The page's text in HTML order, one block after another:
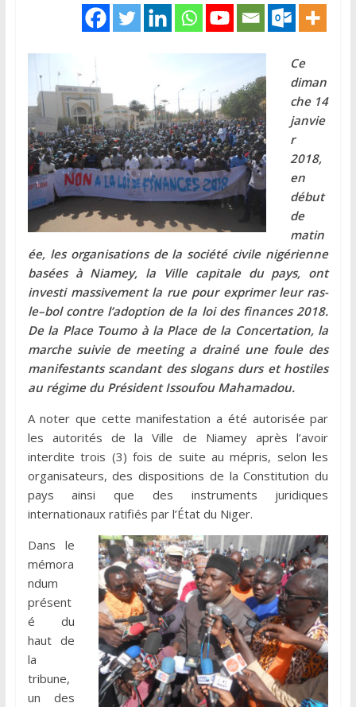
Ce
diman
che 14
janvie
r
2018,
en
début
de
matin
ée, les organisations de la société civile nigérienne
basées à Niamey, la Ville capitale du pays, ont
investi massivement la rue pour exprimer leur ras-
le–bol contre l’adoption de la loi des finances 2018.
De la Place Toumo à la Place de la Concertation, la
marche suivie de meeting a drainé une foule des
manifestants scandant des slogans durs et hostiles
au régime du Président Issoufou Mahamadou.
A noter que cette manifestation a été autorisée par
les autorités de la Ville de Niamey après l’avoir
interdite trois (3) fois de suite au mépris, selon les
organisateurs, des dispositions de la Constitution du
pays ainsi que des instruments juridiques
internationaux ratifiés par l’État du Niger.
Dans le
mémora
ndum
présent
é du
haut de
la
tribune,
un des